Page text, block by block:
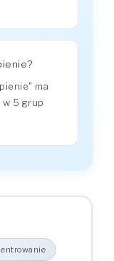
ma
5 grup